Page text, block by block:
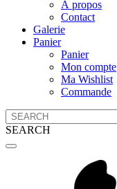
À propos
Contact
Galerie
Panier
Panier
Mon compte
Ma Wishlist
Commande
SEARCH